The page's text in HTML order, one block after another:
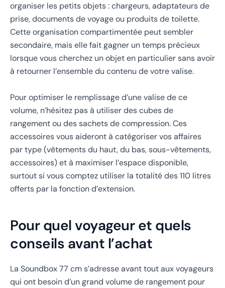
organiser les petits objets : chargeurs, adaptateurs de
prise, documents de voyage ou produits de toilette.
Cette organisation compartimentée peut sembler
secondaire, mais elle fait gagner un temps précieux
lorsque vous cherchez un objet en particulier sans avoir
à retourner l’ensemble du contenu de votre valise.
Pour optimiser le remplissage d’une valise de ce
volume, n’hésitez pas à utiliser des cubes de
rangement ou des sachets de compression. Ces
accessoires vous aideront à catégoriser vos affaires
par type (vêtements du haut, du bas, sous-vêtements,
accessoires) et à maximiser l’espace disponible,
surtout si vous comptez utiliser la totalité des 110 litres
offerts par la fonction d’extension.
Pour quel voyageur et quels
conseils avant l’achat
La Soundbox 77 cm s’adresse avant tout aux voyageurs
qui ont besoin d’un grand volume de rangement pour